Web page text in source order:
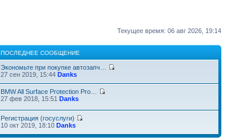
Текущее время: 06 авг 2026, 19:14
ПОСЛЕДНЕЕ СООБЩЕНИЕ
Экономьте при покупке автозапч…
27 сен 2019, 15:44 Danks
BMW All Surface Protection Pro…
27 фев 2018, 15:51 Danks
Регистрация (госуслуги)
10 окт 2019, 18:10 Danks